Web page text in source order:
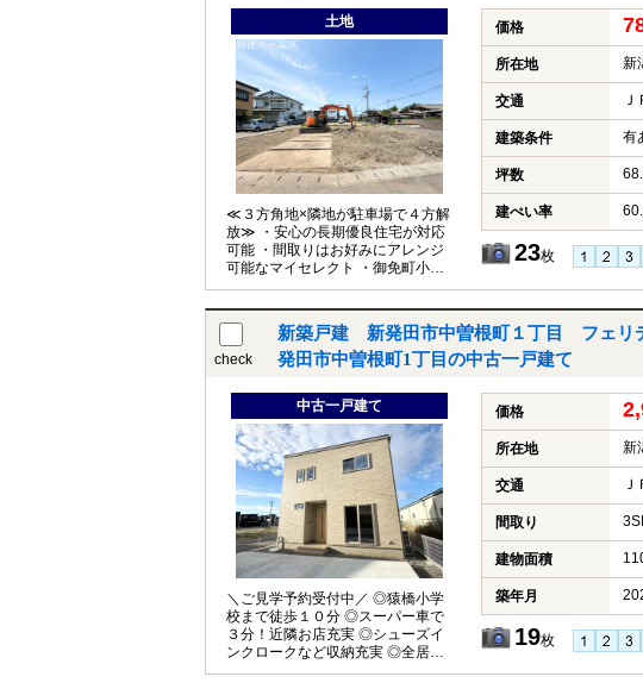
土地
≪３方角地×隣地が駐車場で４方解
放≫ ・安心の長期優良住宅が対応
可能 ・間取りはお好みにアレンジ
可能なマイセレクト ・御免町小学
期間限定！間取りのセミオーダー
可能なマイセレクト～ ・６項目の
最高等級を取得予定 ・安心の長期
優良住宅の対応可能 【建物構造】
〇「コンクリートベタ基礎工法」
採用！地盤は安心の２０年保証 〇
木造軸組×パネル工法で『地震に強
い家』を実現！耐震等級３！ 〇夏
は涼しく、冬は暖かい『断熱等級
５』 〇光熱費も抑えられる一次エ
ネルギー消費量『最高等級６』等
の安心快適な住宅 〇第三者機関の
厳重チェックによる『住宅性能評
価』ダブル取得 【教育】 御免町小
学校 徒歩９分 第一中学校 徒歩
１７分 【建築条件付】 施工会社：
タクトホーム
価格
所在地 新
交通
建築条件 有
坪数
建ぺい率
23枚
check
新築戸建 新発田市中曽根町１丁目 フェリ
発田市中曽根町1丁目の中古一戸建て
中古一戸建て
＼ご見学予約受付中／ ◎猿橋小学
校まで徒歩１０分 ◎スーパー車で
３分！近隣お店充実 ◎シューズイ
ンクロークなど収納充実 ◎全居室
価格
所在地 新
交通
間取り
建物面積
築年月
19枚